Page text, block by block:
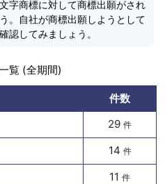
字商標に対して商標出願がされ
。自社が商標出願しようとして
認してみましょう。
覧 (全期間)
件数
29 件
14 件
11 件